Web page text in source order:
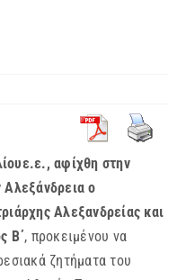
αφίχθη στην
ο
Αλεξανδρείας και
Β΄, προκειμένου να
ζητήματα του